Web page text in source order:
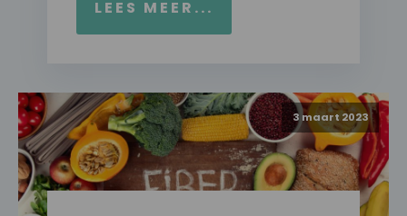
LEES MEER...
3 maart 2023